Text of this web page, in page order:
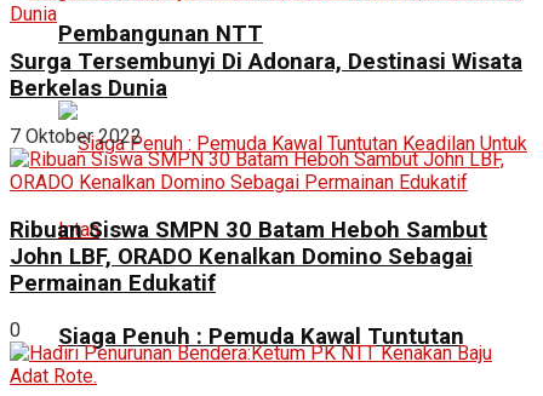
Pembangunan NTT
Siaga Penuh : Pemuda Kawal Tuntutan
Surga Tersembunyi Di Adonara, Destinasi Wisata
Berkelas Dunia
7 Oktober 2022
Ribuan Siswa SMPN 30 Batam Heboh Sambut
John LBF, ORADO Kenalkan Domino Sebagai
Permainan Edukatif
0